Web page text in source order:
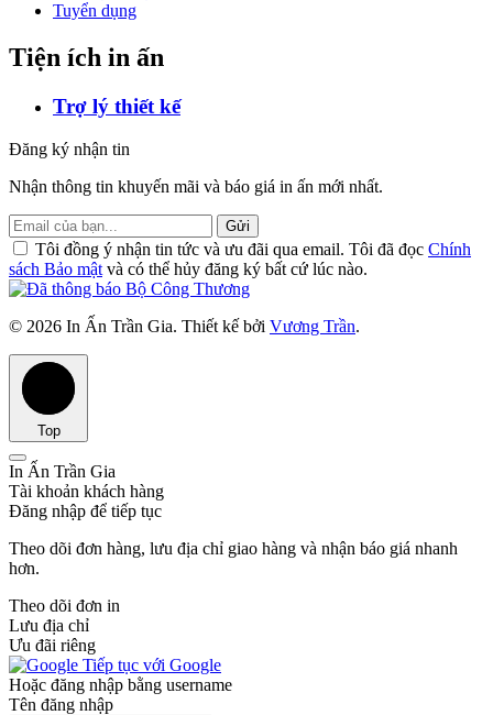
Tuyển dụng
Tiện ích in ấn
Trợ lý thiết kế
Đăng ký nhận tin
Nhận thông tin khuyến mãi và báo giá in ấn mới nhất.
Gửi
Tôi đồng ý nhận tin tức và ưu đãi qua email. Tôi đã đọc Chính
sách Bảo mật và có thể hủy đăng ký bất cứ lúc nào.
© 2026 In Ấn Trần Gia. Thiết kế bởi Vương Trần.
Top
In Ấn Trần Gia
Tài khoản khách hàng
Đăng nhập để tiếp tục
Theo dõi đơn hàng, lưu địa chỉ giao hàng và nhận báo giá nhanh
hơn.
Theo dõi đơn in
Lưu địa chỉ
Ưu đãi riêng
Tiếp tục với Google
Hoặc đăng nhập bằng username
Tên đăng nhập